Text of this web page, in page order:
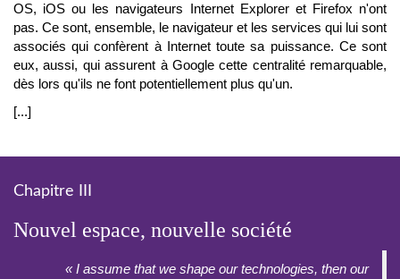
OS, iOS ou les navigateurs Internet Explorer et Firefox n'ont
pas. Ce sont, ensemble, le navigateur et les services qui lui sont
associés qui confèrent à Internet toute sa puissance. Ce sont
eux, aussi, qui assurent à Google cette centralité remarquable,
dès lors qu'ils ne font potentiellement plus qu'un.
[...]
Chapitre III
Nouvel espace, nouvelle société
« I assume that we shape our technologies, then our